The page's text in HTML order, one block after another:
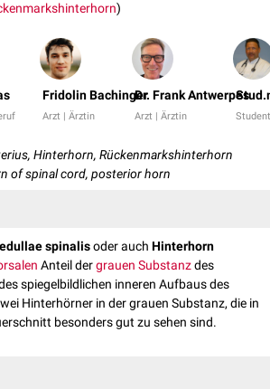
)
Fridolin Bachinger
Arzt | Ärztin
Dr. Frank Antwerpes
Arzt | Ärztin
Hinterhorn, Rückenmarkshinterhorn
of spinal cord, posterior horn
spinalisoder auch Hinterhorn
Anteil dergrauen Substanzdes
spiegelbildlichen inneren Aufbaus des
Hinterhörner in der grauen Substanz, die in
besonders gut zu sehen sind.